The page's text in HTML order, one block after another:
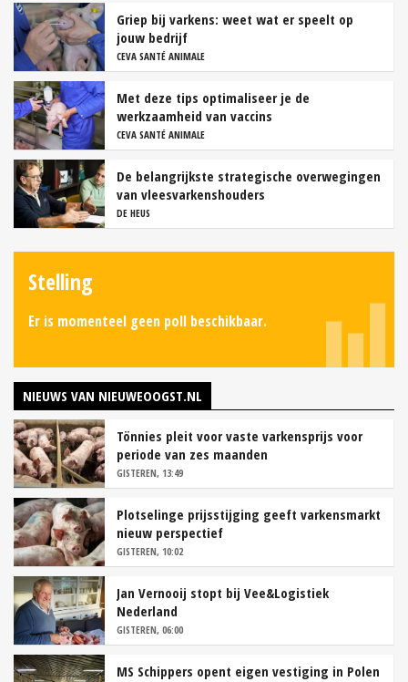
Griep bij varkens: weet wat er speelt op
jouw bedrijf
CEVA SANTÉ ANIMALE
Met deze tips optimaliseer je de
werkzaamheid van vaccins
CEVA SANTÉ ANIMALE
De belangrijkste strategische overwegingen
van vleesvarkenshouders
DE HEUS
Stelling
Er is momenteel geen poll beschikbaar.
NIEUWS VAN NIEUWEOOGST.NL
Tönnies pleit voor vaste varkensprijs voor
periode van zes maanden
GISTEREN, 13:49
Plotselinge prijsstijging geeft varkensmarkt
nieuw perspectief
GISTEREN, 10:02
Jan Vernooij stopt bij Vee&Logistiek
Nederland
GISTEREN, 06:00
MS Schippers opent eigen vestiging in Polen